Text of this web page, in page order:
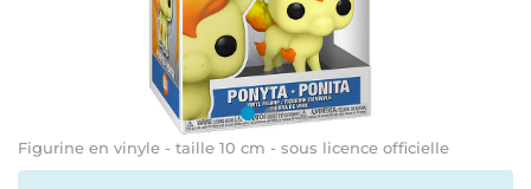
Figurine en vinyle - taille 10 cm - sous licence officielle